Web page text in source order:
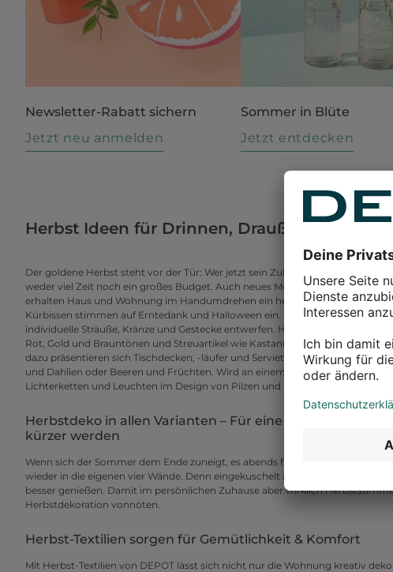
Newsletter-Rabatt sichern
Jetzt neu anmelden
Sommer in Blüte
Jetzt entdecken
Herbst Ideen für Drinnen, Draußen &
Der goldene Herbst steht vor der Tür: Wer jetzt sein Zuhause der Jahreszeit
weder viel Zeit noch ein großes Budget. Auch neues Mobiliar ist nicht
erhalten Haus und Wohnung im Handumdrehen ein herbstliches Ambiente.
Kürbissen stimmen auf Erntedank und Halloween ein. Mit Herbstlaub,
individuelle Sträuße, Kränze und Gestecke entwerfen. Herbstliche Tischdeko
Rot, Gold und Brauntönen und Streuartikel wie Kastanien und Zapfen –
dazu präsentieren sich Tischdecken, -läufer und Servietten mit
und Dahlien oder Beeren und Früchten. Wird an einem der letzten warmen
Lichterketten und Leuchten im Design von Pilzen und Kürbissen behagliches
Herbstdeko in allen Varianten – Für eine warme,
kürzer werden
Wenn sich der Sommer dem Ende zuneigt, es abends früher dunkel und
wieder in die eigenen vier Wände. Denn eingekuschelt auf dem Sofa lässt
besser genießen. Damit im persönlichen Zuhause aber wirklich
Herbstdekoration vonnöten.
Herbst-Textilien sorgen für Gemütlichkeit & Komfort
Mit Herbst-Textilien von DEPOT lässt sich nicht nur die Wohnung kreativ